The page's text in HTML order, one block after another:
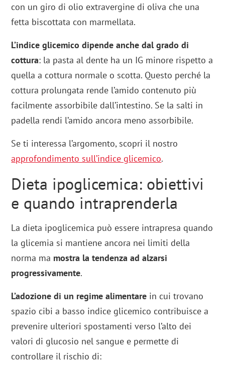
con un giro di olio extravergine di oliva che una
fetta biscottata con marmellata.
L’indice glicemico dipende anche dal grado di
cottura: la pasta al dente ha un IG minore rispetto a
quella a cottura normale o scotta. Questo perché la
cottura prolungata rende l’amido contenuto più
facilmente assorbibile dall’intestino. Se la salti in
padella rendi l’amido ancora meno assorbibile.
Se ti interessa l’argomento, scopri il nostro
approfondimento sull’indice glicemico.
Dieta ipoglicemica: obiettivi
e quando intraprenderla
La dieta ipoglicemica può essere intrapresa quando
la glicemia si mantiene ancora nei limiti della
norma ma mostra la tendenza ad alzarsi
progressivamente.
L’adozione di un regime alimentare in cui trovano
spazio cibi a basso indice glicemico contribuisce a
prevenire ulteriori spostamenti verso l’alto dei
valori di glucosio nel sangue e permette di
controllare il rischio di: